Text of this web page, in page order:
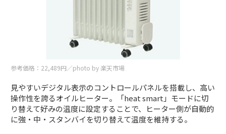
参考価格：22,489円／photo by 楽天市場
見やすいデジタル表示のコントロールパネルを搭載し、高い
操作性を誇るオイルヒーター。「heat smart」モードに切
り替えて好みの温度に設定することで、ヒーター側が自動的
に強・中・スタンバイを切り替えて温度を維持する。